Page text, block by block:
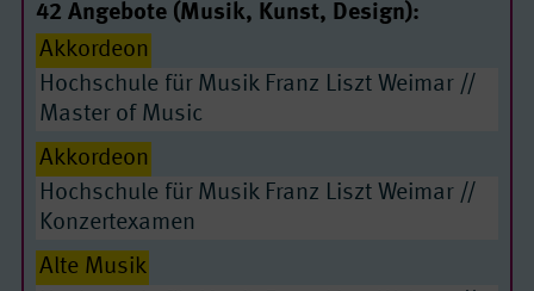
Gesang/ Musiktheater
Master of Music
Gesang/ Musiktheater Konzertexamen
Gitarre Master of Music
Gitarre Konzertexamen
Harfe Master of Music
Improvisierter Gesang
42 Angebote (Musik, Kunst, Design):
Akkordeon
Hochschule für Musik Franz Liszt Weimar //
Master of Music
Akkordeon
Hochschule für Musik Franz Liszt Weimar //
Konzertexamen
Alte Musik